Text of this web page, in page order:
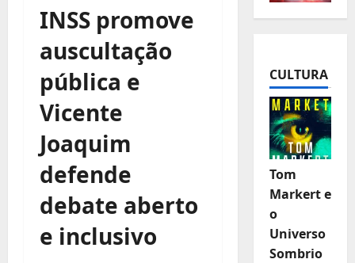
INSS promove
auscultação
pública e
Vicente
Joaquim
defende
debate aberto
e inclusivo
CULTURA
Tom
Markert e
o
Universo
Sombrio